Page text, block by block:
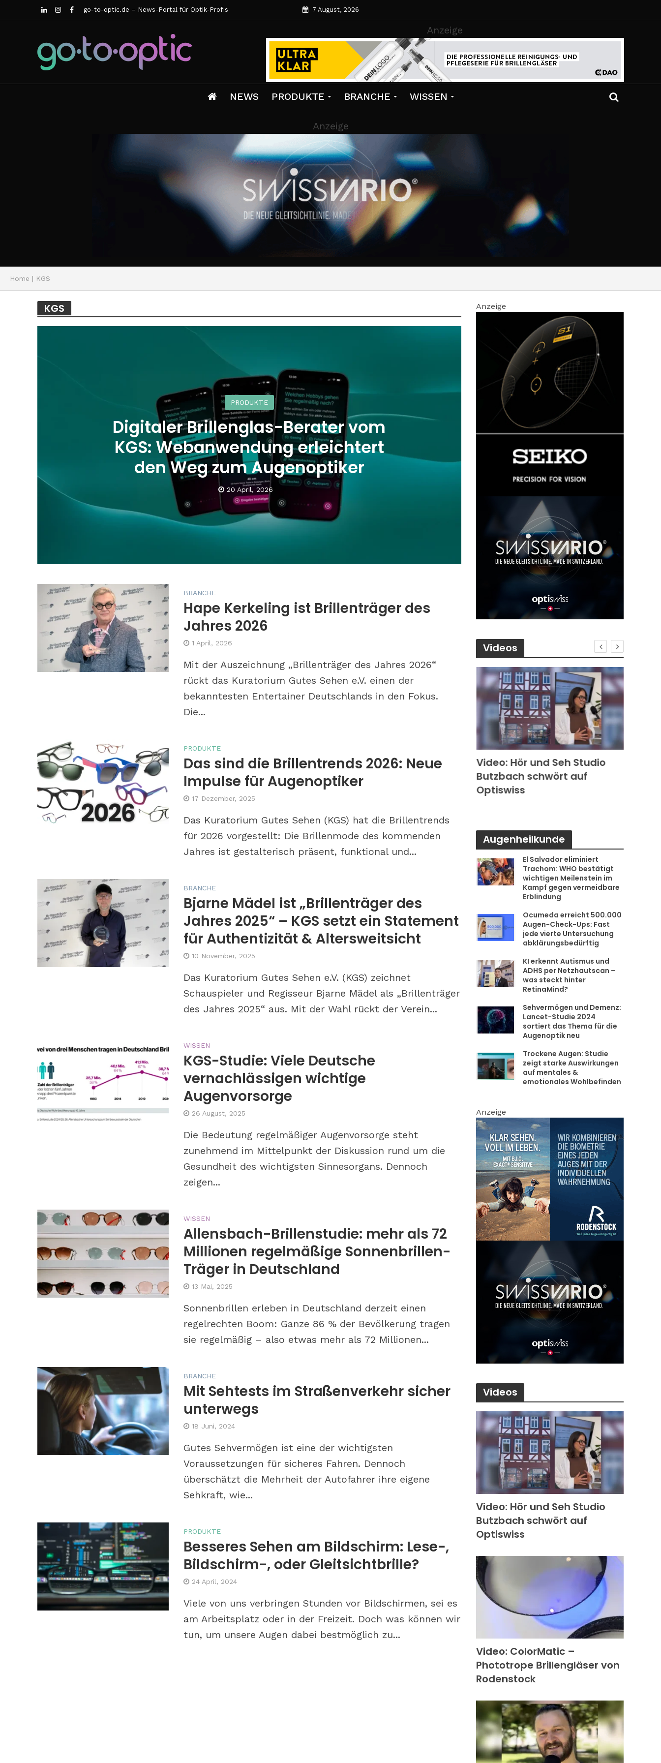
go-to-optic.de – News-Portal für Optik-Profis 7 August, 2026
Anzeige
NEWS PRODUKTE BRANCHE WISSEN
Anzeige
Home | KGS
KGS
PRODUKTE
Digitaler Brillenglas-Berater vom
KGS: Webanwendung erleichtert
den Weg zum Augenoptiker
20 April, 2026
BRANCHE
Hape Kerkeling ist Brillenträger des
Jahres 2026
1 April, 2026
Mit der Auszeichnung „Brillenträger des Jahres 2026“
rückt das Kuratorium Gutes Sehen e.V. einen der
bekanntesten Entertainer Deutschlands in den Fokus.
Die...
PRODUKTE
Das sind die Brillentrends 2026: Neue
Impulse für Augenoptiker
17 Dezember, 2025
Das Kuratorium Gutes Sehen (KGS) hat die Brillentrends
für 2026 vorgestellt: Die Brillenmode des kommenden
Jahres ist gestalterisch präsent, funktional und...
BRANCHE
Bjarne Mädel ist „Brillenträger des
Jahres 2025“ – KGS setzt ein Statement
für Authentizität & Altersweitsicht
10 November, 2025
Das Kuratorium Gutes Sehen e.V. (KGS) zeichnet
Schauspieler und Regisseur Bjarne Mädel als „Brillenträger
des Jahres 2025“ aus. Mit der Wahl rückt der Verein...
WISSEN
KGS-Studie: Viele Deutsche
vernachlässigen wichtige
Augenvorsorge
26 August, 2025
Die Bedeutung regelmäßiger Augenvorsorge steht
zunehmend im Mittelpunkt der Diskussion rund um die
Gesundheit des wichtigsten Sinnesorgans. Dennoch
zeigen...
WISSEN
Allensbach-Brillenstudie: mehr als 72
Millionen regelmäßige Sonnenbrillen-
Träger in Deutschland
13 Mai, 2025
Sonnenbrillen erleben in Deutschland derzeit einen
regelrechten Boom: Ganze 86 % der Bevölkerung tragen
sie regelmäßig – also etwas mehr als 72 Millionen...
BRANCHE
Mit Sehtests im Straßenverkehr sicher
unterwegs
18 Juni, 2024
Gutes Sehvermögen ist eine der wichtigsten
Voraussetzungen für sicheres Fahren. Dennoch
überschätzt die Mehrheit der Autofahrer ihre eigene
Sehkraft, wie...
PRODUKTE
Besseres Sehen am Bildschirm: Lese-,
Bildschirm-, oder Gleitsichtbrille?
24 April, 2024
Viele von uns verbringen Stunden vor Bildschirmen, sei es
am Arbeitsplatz oder in der Freizeit. Doch was können wir
tun, um unsere Augen dabei bestmöglich zu...
Anzeige
Videos
Tipps: So berät man zu
phototropen Gläsern
Zu Besuch bei S wie Optik in
Nürnberg: Was bringen
Bestandskunden-Events
Video: Hör und Seh Studio
Butzbach schwört auf
Optiswiss
Augenheilkunde
El Salvador eliminiert
Trachom: WHO bestätigt
wichtigen Meilenstein im
Kampf gegen vermeidbare
Erblindung
Ocumeda erreicht 500.000
Augen-Check-Ups: Fast
jede vierte Untersuchung
abklärungsbedürftig
KI erkennt Autismus und
ADHS per Netzhautscan –
was steckt hinter
RetinaMind?
Sehvermögen und Demenz:
Lancet-Studie 2024
sortiert das Thema für die
Augenoptik neu
Trockene Augen: Studie
zeigt starke Auswirkungen
auf mentales &
emotionales Wohlbefinden
Anzeige
Videos
Video: Hör und Seh Studio
Butzbach schwört auf
Optiswiss
Video: ColorMatic –
Phototrope Brillengläser von
Rodenstock